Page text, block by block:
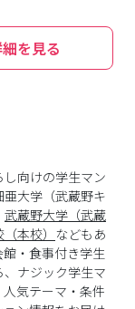
を見る
向けの学生マン
大学（武蔵野キ
武蔵野大学（武蔵
本校） などもあ
・食事付き学生
ナジック学生マ
気テーマ・条件